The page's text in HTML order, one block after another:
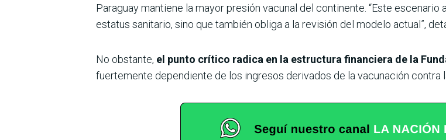
Paraguay mantiene la mayor presión vacunal del continente. “Este
estatus sanitario, sino que también obliga a la revisión del modelo actual”,
No obstante, el punto crítico radica en la estructura financiera de la
fuertemente dependiente de los ingresos derivados de la vacunación contra